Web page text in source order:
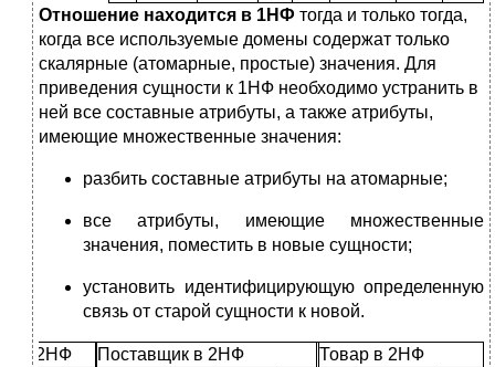
Отношение находится в 1НФ тогда и только тогда,
когда все используемые домены содержат только
скалярные (атомарные, простые) значения. Для
приведения сущности к 1НФ необходимо устранить в
ней все составные атрибуты, а также атрибуты,
имеющие множественные значения:
разбить составные атрибуты на атомарные;
все атрибуты, имеющие множественные
значения, поместить в новые сущности;
установить идентифицирующую определенную
связь от старой сущности к новой.
в 2НФ Поставщик в 2НФ
Товар в 2НФ